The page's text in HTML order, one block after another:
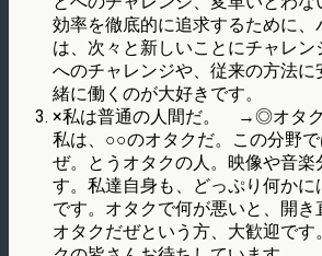
効率を徹底的に追求するために、
は、次々と新しいことにチャレ
へのチャレンジや、従来の方法に
緒に働くのが大好きです。
×私は普通の人間だ。 →◎オタク
私は、○○のオタクだ。この分野
ぜ。とうオタクの人。映像や音楽
す。私達自身も、どっぷり何かに
です。オタクで何が悪いと、開
オタクだぜという方、大歓迎です